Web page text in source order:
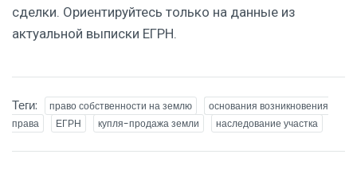
сделки. Ориентируйтесь только на данные из
актуальной выписки ЕГРН.
Теги: право собственности на землю
основания возникновения
права
ЕГРН купля-продажа земли наследование участка